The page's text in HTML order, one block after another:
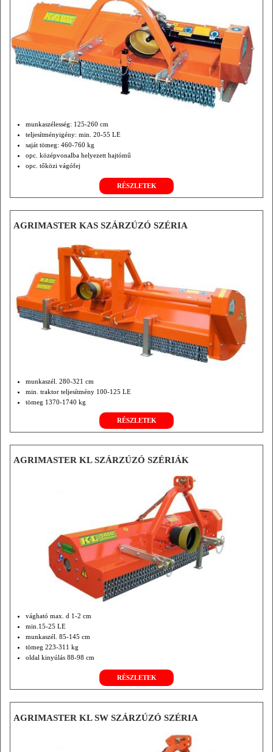
munkaszélesség: 125-260 cm
teljesítményigény: min. 20-55 LE
saját tömeg: 460-760 kg
opc. középvonalba helyezett hajtómű
opc. tőközi vágófej
RÉSZLETEK
AGRIMASTER KAS SZÁRZÚZÓ SZÉRIA
munkaszél. 280-321 cm
min. traktor teljesítmény 100-125 LE
tömeg 1370-1740 kg
RÉSZLETEK
AGRIMASTER KL SZÁRZÚZÓ SZÉRIÁK
vágható max. d 1-2 cm
min.15-25 LE
munkaszél. 85-145 cm
tömeg 223-311 kg
oldal kinyúlás 88-98 cm
RÉSZLETEK
AGRIMASTER KL SW SZÁRZÚZÓ SZÉRIA